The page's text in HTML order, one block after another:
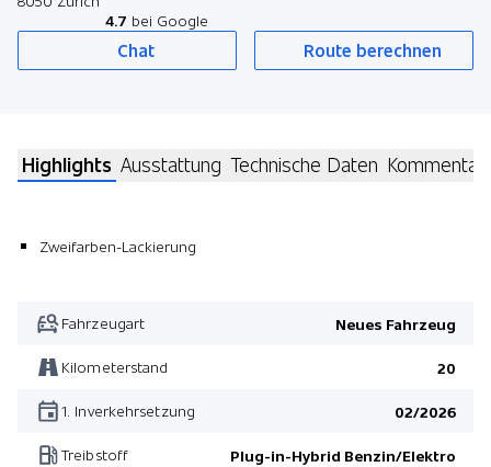
4.7 bei Google
Chat Route berechnen
Highlights Ausstattung Technische Daten Kommentar
Zweifarben-Lackierung
Fahrzeugart Neues Fahrzeug
Kilometerstand 20
1. Inverkehrsetzung 02/2026
Treibstoff Plug-in-Hybrid Benzin/Elektro